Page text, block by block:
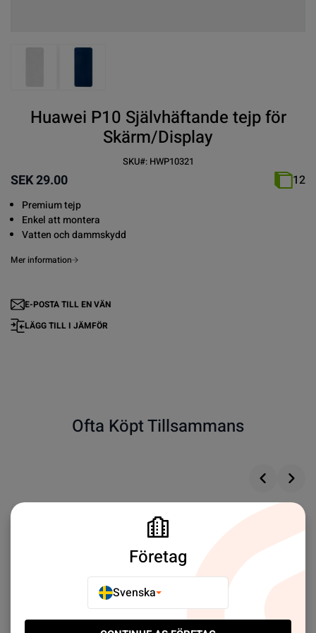
View larger imageView larger image
Huawei P10 Självhäftande tejp för
Skärm/Display
SKU#: HWP10321
SEK 29.00 12
Premium tejp
Enkel att montera
Vatten och dammskydd
Mer information
E-POSTA TILL EN VÄN
LÄGG TILL I JÄMFÖR
Ofta Köpt Tillsammans
Företag
Svenska